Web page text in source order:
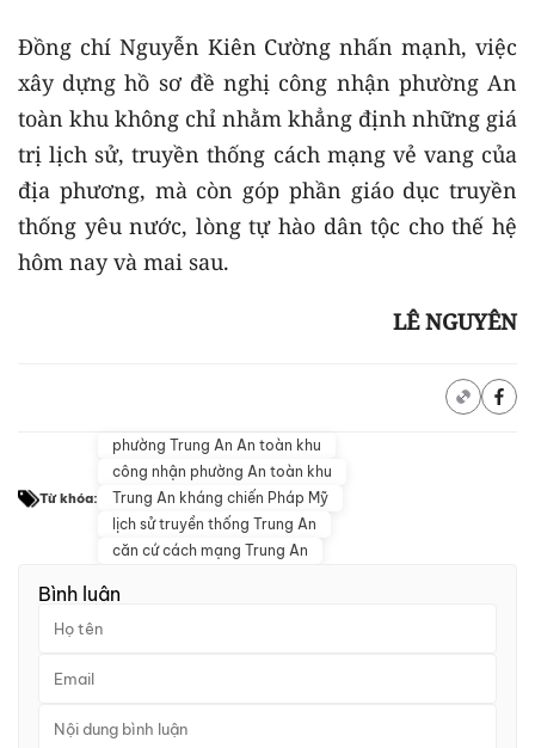
Đồng chí Nguyễn Kiên Cường nhấn mạnh, việc
xây dựng hồ sơ đề nghị công nhận phường An
toàn khu không chỉ nhằm khẳng định những giá
trị lịch sử, truyền thống cách mạng vẻ vang của
địa phương, mà còn góp phần giáo dục truyền
thống yêu nước, lòng tự hào dân tộc cho thế hệ
hôm nay và mai sau.
LÊ NGUYÊN
Từ khóa:
phường Trung An An toàn khu
công nhận phường An toàn khu
Trung An kháng chiến Pháp Mỹ
lịch sử truyền thống Trung An
căn cứ cách mạng Trung An
Bình luận